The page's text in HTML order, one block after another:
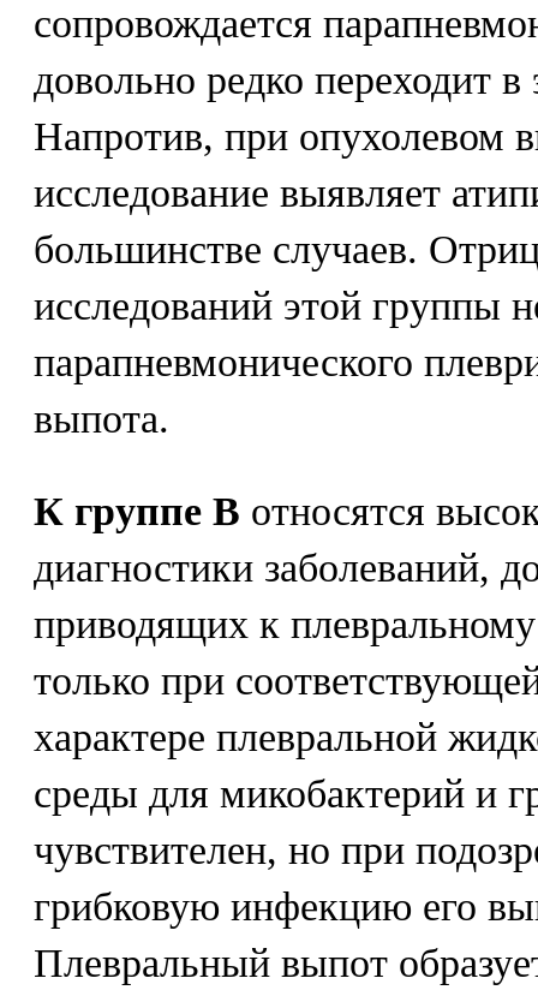
сопровождается
довольно редко переходит
Напротив, при опухолевом
исследование выявляет
большинстве случаев.
исследований этой группы
парапневмонического
выпота.
К группе В относятся
диагностики заболеваний,
приводящих к
только при
характере плевральной
среды для микобактерий и
чувствителен, но при
грибковую инфекцию его
Плевральный выпот